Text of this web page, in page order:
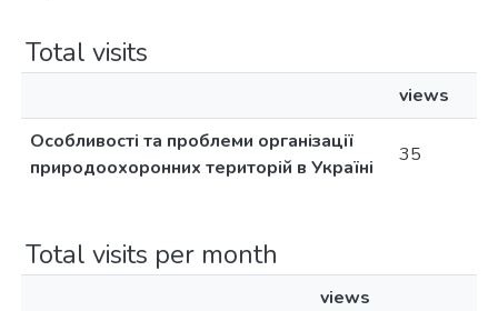
Total visits
views
Особливості та проблеми організації
природоохоронних територій в Україні
35
Total visits per month
views